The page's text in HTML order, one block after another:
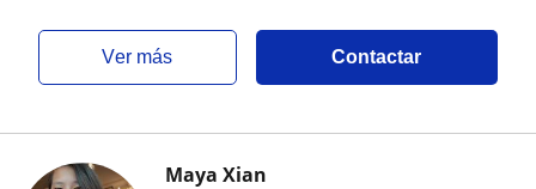
ver más Contactar
Maya Xian